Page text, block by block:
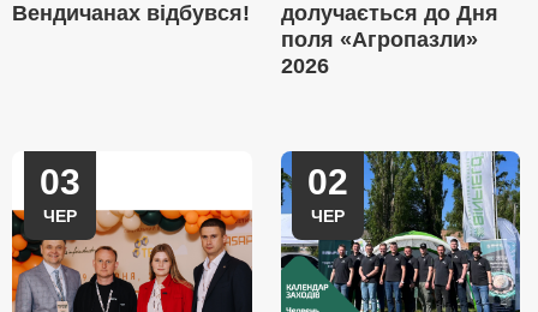
Вендичанах відбувся!
долучається до Дня
поля «Агропазли»
2026
03
ЧЕР
02
ЧЕР